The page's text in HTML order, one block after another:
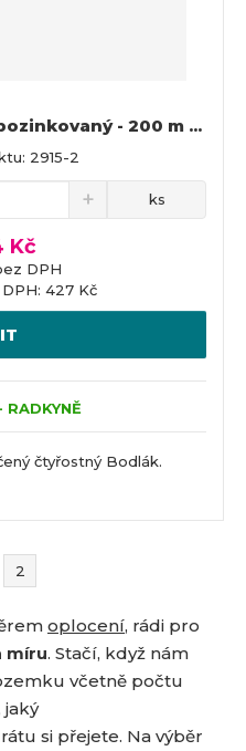
- 200 m ...
2915-2
Kč
DPH
427 Kč
ks
RADKYNĚ
čtyřostný Bodlák.
2
oplocení, rádi pro
míru. Stačí, když nám
včetně počtu
jaký
si přejete. Na výběr